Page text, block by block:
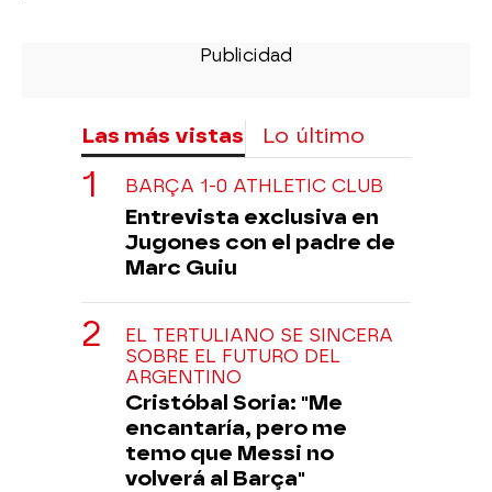
Las más vistas Lo último
BARÇA 1-0 ATHLETIC CLUB
Entrevista exclusiva en
Jugones con el padre de
Marc Guiu
EL TERTULIANO SE SINCERA
SOBRE EL FUTURO DEL
ARGENTINO
Cristóbal Soria: "Me
encantaría, pero me
temo que Messi no
volverá al Barça"